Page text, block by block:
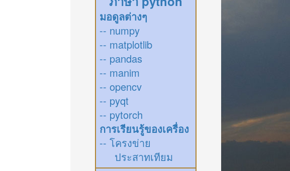
มอดูลต่างๆ
-- numpy
-- matplotlib
-- pandas
-- manim
-- opencv
-- pyqt
-- pytorch
การเรียนรู้ของเครื่อง
-- โครงข่าย
ประสาทเทียม